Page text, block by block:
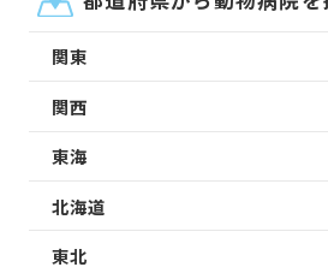
関東
関西
東海
北海道
東北